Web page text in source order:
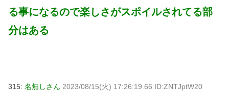
る事になるので楽しさがスポイルされてる部
分はある
315: 名無しさん 2023/08/15(火) 17:26:19.66 ID:ZNTJptW20